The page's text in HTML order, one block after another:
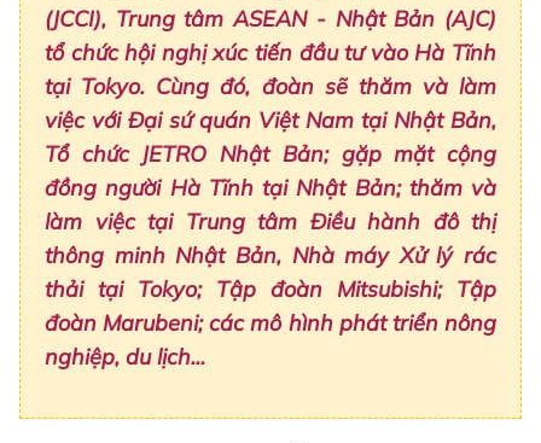
(JCCI), Trung tâm ASEAN - Nhật Bản (AJC)
tổ chức hội nghị xúc tiến đầu tư vào Hà Tĩnh
tại Tokyo. Cùng đó, đoàn sẽ thăm và làm
việc với Đại sứ quán Việt Nam tại Nhật Bản,
Tổ chức JETRO Nhật Bản; gặp mặt cộng
đồng người Hà Tĩnh tại Nhật Bản; thăm và
làm việc tại Trung tâm Điều hành đô thị
thông minh Nhật Bản, Nhà máy Xử lý rác
thải tại Tokyo; Tập đoàn Mitsubishi; Tập
đoàn Marubeni; các mô hình phát triển nông
nghiệp, du lịch...